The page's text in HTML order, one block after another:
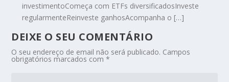
investimentoComeça com ETFs diversificadosInveste
regularmenteReinveste ganhosAcompanha o […]
DEIXE O SEU COMENTÁRIO
O seu endereço de email não será publicado. Campos
obrigatórios marcados com*